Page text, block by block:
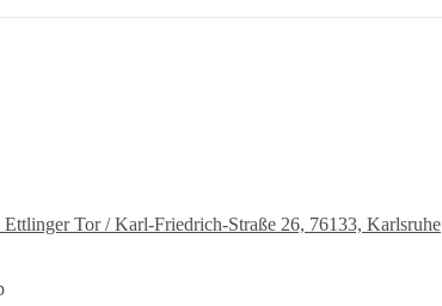
Tor / Karl-Friedrich-Straße 26, 76133, Karlsruhe